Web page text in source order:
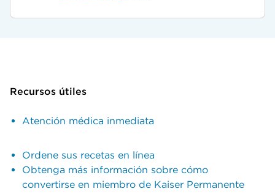
Recursos útiles
Atención médica inmediata
Ordene sus recetas en línea
Obtenga más información sobre cómo
convertirse en miembro de Kaiser Permanente